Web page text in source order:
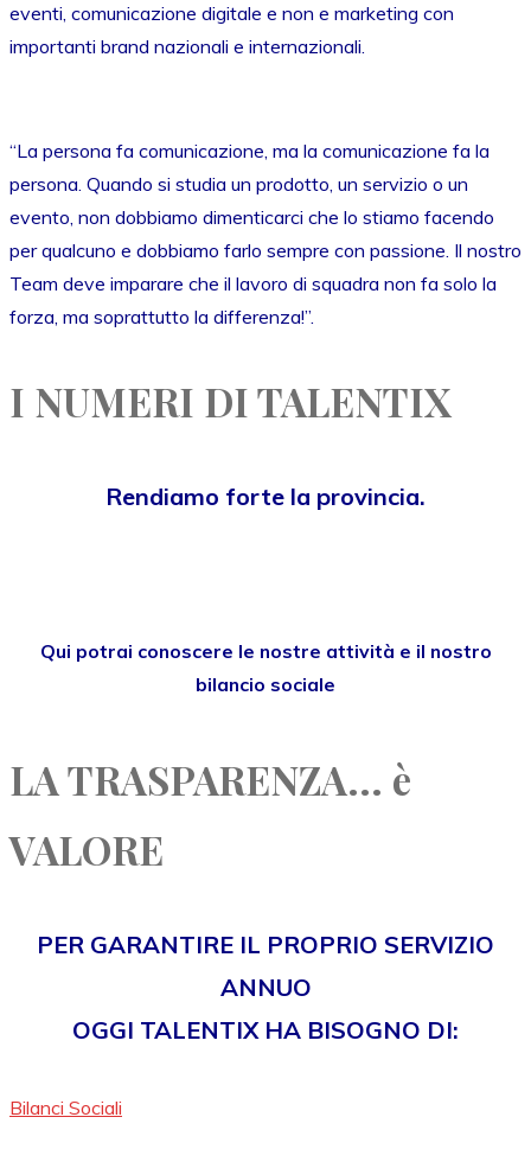
eventi, comunicazione digitale e non e marketing con
importanti brand nazionali e internazionali.
“La persona fa comunicazione, ma la comunicazione fa la
persona. Quando si studia un prodotto, un servizio o un
evento, non dobbiamo dimenticarci che lo stiamo facendo
per qualcuno e dobbiamo farlo sempre con passione. Il nostro
Team deve imparare che il lavoro di squadra non fa solo la
forza, ma soprattutto la differenza!”.
I NUMERI DI TALENTIX
Rendiamo forte la provincia.
Qui potrai conoscere le nostre attività e il nostro
bilancio sociale
LA TRASPARENZA... è
VALORE
PER GARANTIRE IL PROPRIO SERVIZIO
ANNUO
OGGI TALENTIX HA BISOGNO DI:
Bilanci Sociali